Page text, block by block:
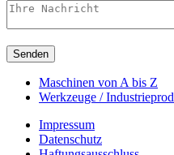
Senden
Maschinen von A bis Z
Werkzeuge /
Impressum
Datenschutz